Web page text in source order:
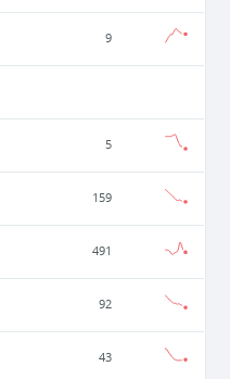
9
5
159
491
92
43